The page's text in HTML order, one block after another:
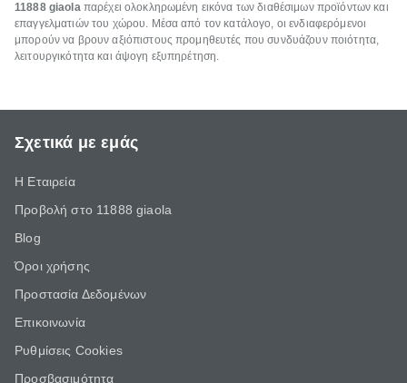
11888 giaolaπαρέχει ολοκληρωμένη εικόνα των διαθέσιμων προϊόντων και
επαγγελματιών του χώρου. Μέσα από τον κατάλογο, οι ενδιαφερόμενοι
μπορούν να βρουν αξιόπιστους προμηθευτές που συνδυάζουν ποιότητα,
λειτουργικότητα και άψογη εξυπηρέτηση.
Σχετικά με εμάς
Η Εταιρεία
Προβολή στο 11888 giaola
Blog
Όροι χρήσης
Προστασία Δεδομένων
Επικοινωνία
Ρυθμίσεις Cookies
Προσβασιμότητα